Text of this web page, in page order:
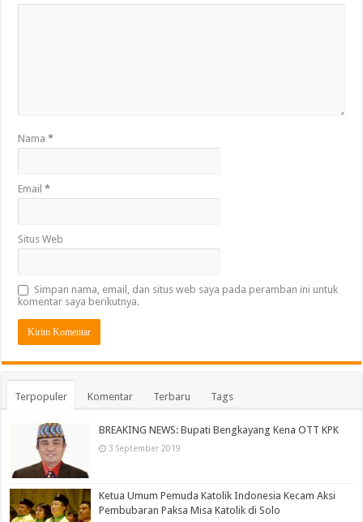
Nama*
Email*
Situs Web
Simpan nama, email, dan situs web saya pada peramban ini untuk
komentar saya berikutnya.
Terpopuler Komentar Terbaru Tags
BREAKING NEWS: Bupati Bengkayang Kena OTT KPK
3 September 2019
Ketua Umum Pemuda Katolik Indonesia Kecam Aksi
Pembubaran Paksa Misa Katolik di Solo